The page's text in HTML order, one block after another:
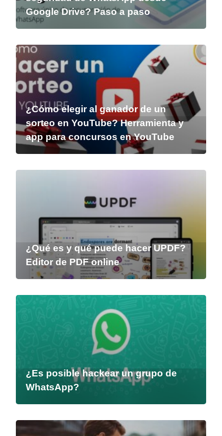
Google Drive? Paso a paso
¿Cómo elegir al ganador de un
sorteo en YouTube? Herramienta y
app para concursos en YouTube
¿Qué es y qué puede hacer UPDF?
Editor de PDF online
¿Es posible hackear un grupo de
WhatsApp?